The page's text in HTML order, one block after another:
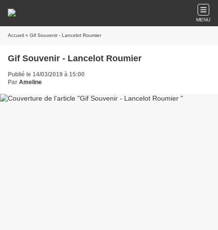
MENU
Accueil » Gif Souvenir - Lancelot Roumier
Gif Souvenir - Lancelot Roumier
Publié le 14/03/2019 à 15:00
Par Ameline